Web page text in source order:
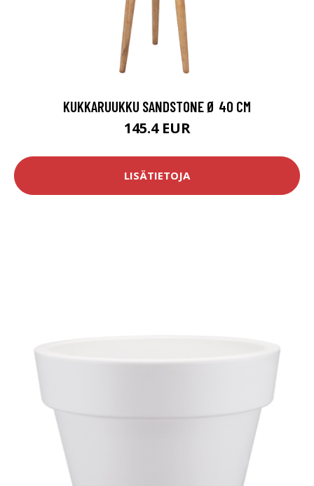
KUKKARUUKKU SANDSTONE Ø 40 CM
145.4 EUR
LISÄTIETOJA